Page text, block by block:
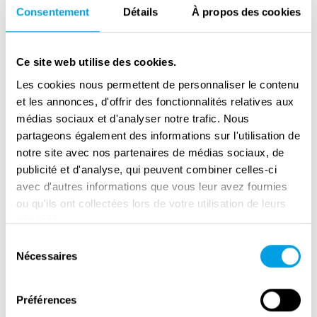
Consentement Détails À propos des cookies
Ce site web utilise des cookies.
Les cookies nous permettent de personnaliser le contenu
et les annonces, d'offrir des fonctionnalités relatives aux
médias sociaux et d'analyser notre trafic. Nous
partageons également des informations sur l'utilisation de
notre site avec nos partenaires de médias sociaux, de
publicité et d'analyse, qui peuvent combiner celles-ci
avec d'autres informations que vous leur avez fournies
ou qu'ils ont collectées lors de votre utilisation de leurs
services.
Nécessaires
Préférences
Zuruf zu jeder Stunde spielen ließ. Die Rolle
der Cio-cio-san aus "Madame Butterfly" gefiel
ihr besonders gut.
In Auschwitz-Birkenau erlebten jedoch vor
allem die weiblichen Häftlinge ihre sadistische
Seite. Ihre Spezialität waren Kinnhaken mit
einem Schlag und heftige Schläge auf den
Unterleib. Solche Strafen konnte man sich
zum Beispiel verdienen, wenn man die Hand in
der Tasche hatte oder eine Zigarette rauchte,
wenn man sich mit der Hand an der Nase rieb,
wenn man sich ein Taschentuch schief auf
trennte sich praktisch nie von ihrer Peitsche